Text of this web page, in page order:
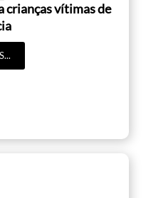
crianças vítimas de